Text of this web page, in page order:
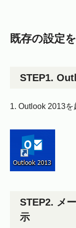
既存の設定
STEP1.
1. Outlook 2013を
STEP2. メ
示